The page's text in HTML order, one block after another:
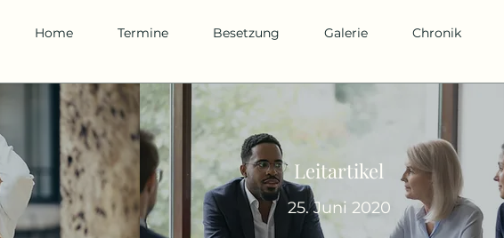
Home Termine Besetzung Galerie Chronik
Leitartikel
25. Juni 2020